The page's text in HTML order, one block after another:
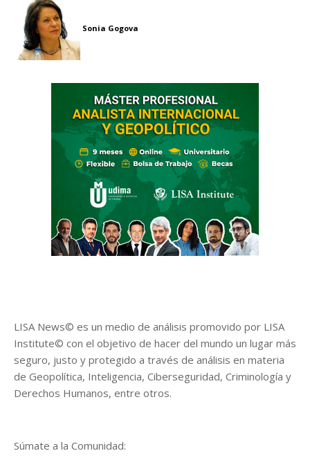
Sonia Gogova
LISA News© es un medio de análisis promovido por LISA
Institute© con el objetivo de hacer del mundo un lugar más
seguro, justo y protegido a través de análisis en materia
de Geopolítica, Inteligencia, Ciberseguridad, Criminología y
Derechos Humanos, entre otros.
Súmate a la Comunidad: